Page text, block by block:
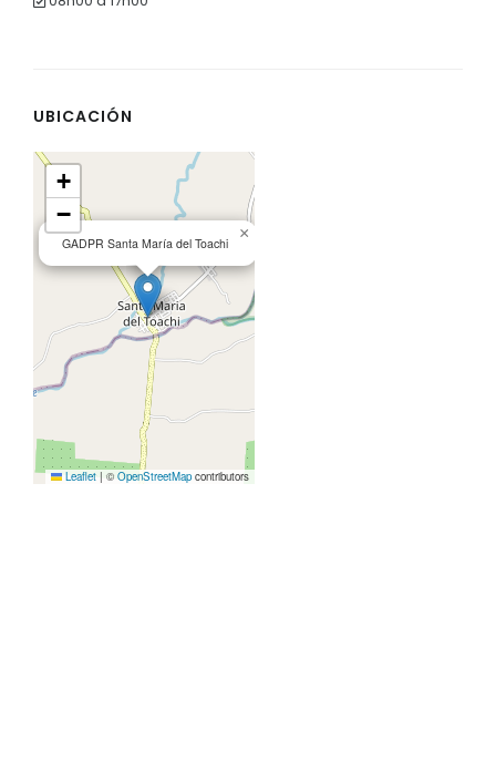
UBICACIÓN
GADPR Santa María del Toachi
×
+
−
Leaflet | © OpenStreetMap contributors